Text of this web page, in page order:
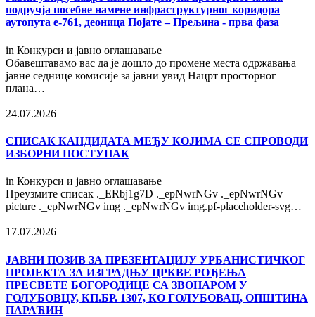
подручја посебне намене инфраструктурног коридора
аутопута е-761, деоница Појате – Прељина - прва фаза
in Конкурси и јавно оглашавање
Обавештавамо вас да је дошло до промене места одржавања
јавне седнице комисије за јавни увид Нацрт просторног
плана…
24.07.2026
СПИСАК КАНДИДАТА МЕЂУ КОЈИМА СЕ СПРОВОДИ
ИЗБОРНИ ПОСТУПАК
in Конкурси и јавно оглашавање
Преузмите списак ._ERbj1g7D ._epNwrNGv ._epNwrNGv
picture ._epNwrNGv img ._epNwrNGv img.pf-placeholder-svg…
17.07.2026
ЈАВНИ ПОЗИВ ЗА ПРЕЗЕНТАЦИЈУ УРБАНИСТИЧКОГ
ПРОЈЕКТА ЗА ИЗГРАДЊУ ЦРКВЕ РОЂЕЊА
ПРЕСВЕТЕ БОГОРОДИЦЕ СА ЗВОНАРОМ У
ГОЛУБОВЦУ, КП.БР. 1307, КО ГОЛУБОВАЦ, ОПШТИНА
ПАРАЋИН